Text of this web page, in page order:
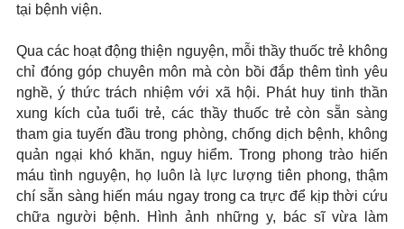
tại bệnh viện.
Qua các hoạt động thiện nguyện, mỗi thầy thuốc trẻ không
chỉ đóng góp chuyên môn mà còn bồi đắp thêm tình yêu
nghề, ý thức trách nhiệm với xã hội. Phát huy tinh thần
xung kích của tuổi trẻ, các thầy thuốc trẻ còn sẵn sàng
tham gia tuyến đầu trong phòng, chống dịch bệnh, không
quản ngại khó khăn, nguy hiểm. Trong phong trào hiến
máu tình nguyện, họ luôn là lực lượng tiên phong, thậm
chí sẵn sàng hiến máu ngay trong ca trực để kịp thời cứu
chữa người bệnh. Hình ảnh những y, bác sĩ vừa làm